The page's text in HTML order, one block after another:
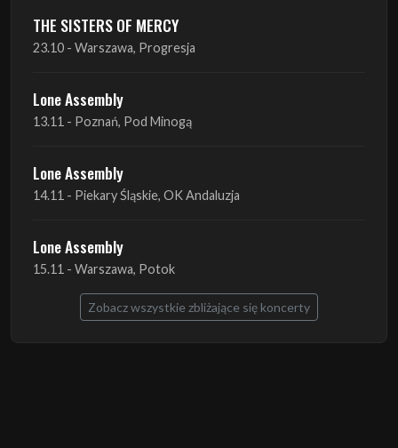
THE SISTERS OF MERCY
23.10 - Warszawa, Progresja
Lone Assembly
13.11 - Poznań, Pod Minogą
Lone Assembly
14.11 - Piekary Śląskie, OK Andaluzja
Lone Assembly
15.11 - Warszawa, Potok
Zobacz wszystkie zbliżające się koncerty